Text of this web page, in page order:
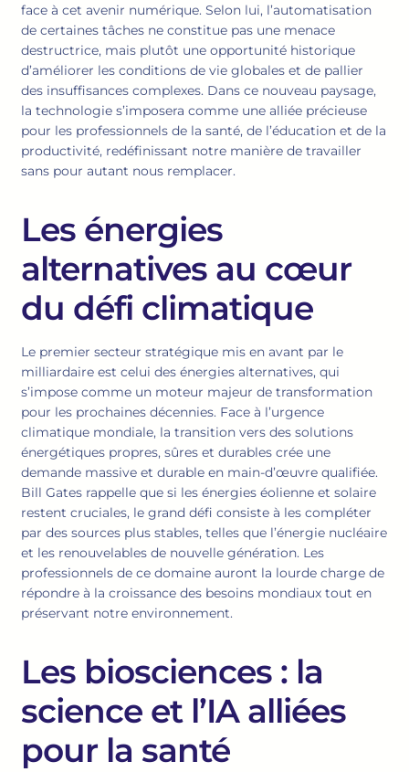
face à cet avenir numérique. Selon lui, l’automatisation
de certaines tâches ne constitue pas une menace
destructrice, mais plutôt une opportunité historique
d’améliorer les conditions de vie globales et de pallier
des insuffisances complexes. Dans ce nouveau paysage,
la technologie s’imposera comme une alliée précieuse
pour les professionnels de la santé, de l’éducation et de la
productivité, redéfinissant notre manière de travailler
sans pour autant nous remplacer.
Les énergies
alternatives au cœur
du défi climatique
Le premier secteur stratégique mis en avant par le
milliardaire est celui des énergies alternatives, qui
s’impose comme un moteur majeur de transformation
pour les prochaines décennies. Face à l’urgence
climatique mondiale, la transition vers des solutions
énergétiques propres, sûres et durables crée une
demande massive et durable en main-d’œuvre qualifiée.
Bill Gates rappelle que si les énergies éolienne et solaire
restent cruciales, le grand défi consiste à les compléter
par des sources plus stables, telles que l’énergie nucléaire
et les renouvelables de nouvelle génération. Les
professionnels de ce domaine auront la lourde charge de
répondre à la croissance des besoins mondiaux tout en
préservant notre environnement.
Les biosciences : la
science et l’IA alliées
pour la santé